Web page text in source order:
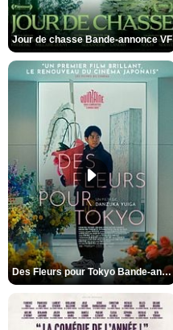
Jour de chasse Bande-annonce VF
Des Fleurs pour Tokyo Bande-annonce VO STFR